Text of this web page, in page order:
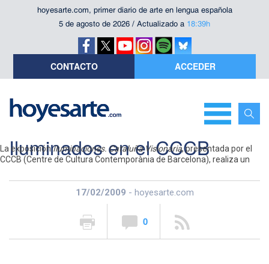
hoyesarte.com, primer diario de arte en lengua española
5 de agosto de 2026 / Actualizado a 18:39h
CONTACTO ACCEDER
La exposiciónIluminaciones. Cataluña Visionaria, presentada por el
CCCB (Centre de Cultura Contemporània de Barcelona), realiza un
de Ramón Llul hasta nuestros días. Su objetivo es poder mostrar en
tres dimensiones el pensamiento y la crítica artística manteniendo su
perspectiva poética. No es una antológica de artistas, sino que plantea
ideas, sensaciones; una manera de comprender la cultura. Una
propuesta que afecta a las emociones.
Iluminados en el CCCB
17/02/2009 - hoyesarte.com
0